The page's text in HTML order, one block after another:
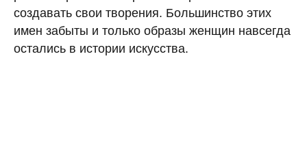
создавать свои творения. Большинство этих
имен забыты и только образы женщин навсегда
остались в истории искусства.